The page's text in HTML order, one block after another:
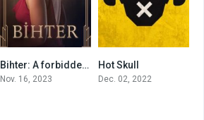
0Bihter: A forbidden passion (2023)
Nov. 16, 2023
Hot Skull
Dec. 02, 2022